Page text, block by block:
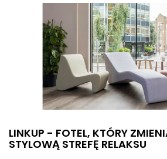
LINKUP - FOTEL, KTÓRY
STYLOWĄ STREFĘ RELAKSU